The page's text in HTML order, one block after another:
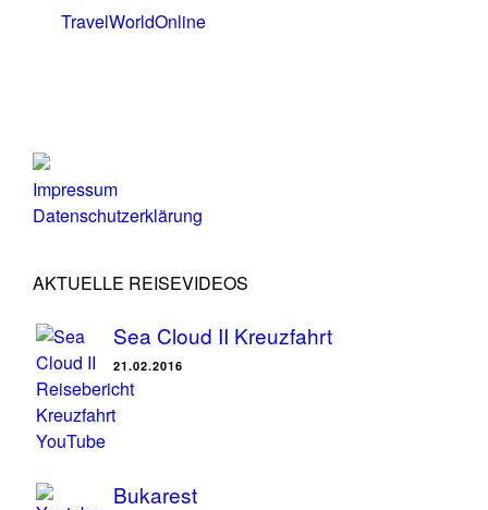
TravelWorldOnline
Impressum
Datenschutzerklärung
AKTUELLE REISEVIDEOS
Sea Cloud II Kreuzfahrt
21.02.2016
Bukarest